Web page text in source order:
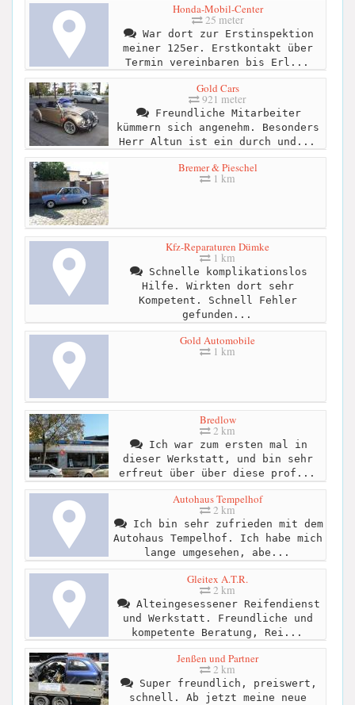
Honda-Mobil-Center
25 meter
War dort zur Erstinspektion
meiner 125er. Erstkontakt über
Termin vereinbaren bis Erl...
Gold Cars
921 meter
Freundliche Mitarbeiter
kümmern sich angenehm. Besonders
Herr Altun ist ein durch und...
Bremer & Pieschel
1 km
Kfz-Reparaturen Dümke
1 km
Schnelle komplikationslos
Hilfe. Wirkten dort sehr
Kompetent. Schnell Fehler
gefunden...
Gold Automobile
1 km
Bredlow
2 km
Ich war zum ersten mal in
dieser Werkstatt, und bin sehr
erfreut über über diese prof...
Autohaus Tempelhof
2 km
Ich bin sehr zufrieden mit dem
Autohaus Tempelhof. Ich habe mich
lange umgesehen, abe...
Gleitex A.T.R.
2 km
Alteingesessener Reifendienst
und Werkstatt. Freundliche und
kompetente Beratung, Rei...
Jenßen und Partner
2 km
Super freundlich, preiswert,
schnell. Ab jetzt meine neue